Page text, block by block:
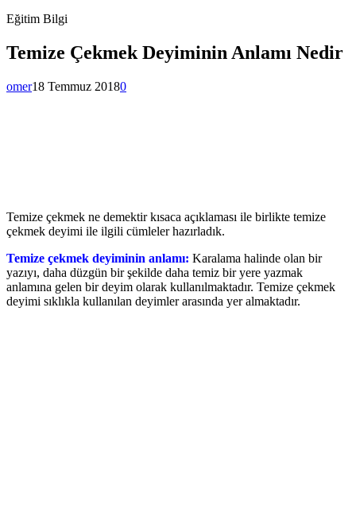
Eğitim Bilgi
Temize Çekmek Deyiminin Anlamı Nedir
omer18 Temmuz 20180
Temize çekmek ne demektir kısaca açıklaması ile birlikte temize
çekmek deyimi ile ilgili cümleler hazırladık.
Temize çekmek deyiminin anlamı: Karalama halinde olan bir
yazıyı, daha düzgün bir şekilde daha temiz bir yere yazmak
anlamına gelen bir deyim olarak kullanılmaktadır. Temize çekmek
deyimi sıklıkla kullanılan deyimler arasında yer almaktadır.